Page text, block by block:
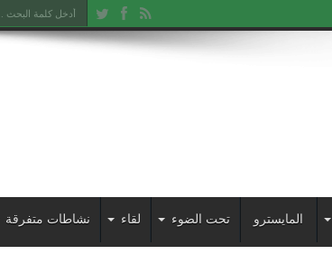
المايسترو تحت الضوء لقاء نشاطات متفرقة